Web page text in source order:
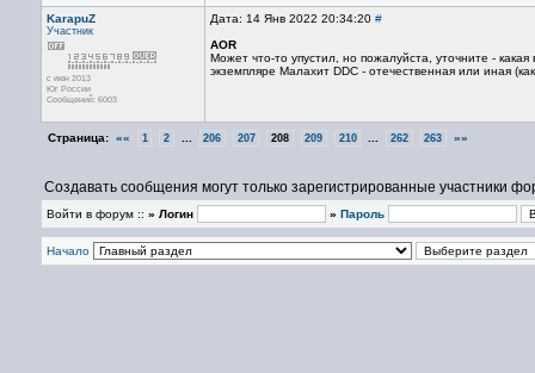
KarapuZ
Участник
с июн 2013
Юг России
Сообщений: 6003
Дата: 14 Янв 2022 20:34:20 #
AOR
Может что-то упустил, но пожалуйста, уточните -
экземпляре Малахит DDC - отечественная или иная
Страница: «« 1 2 206 207 208 209 210 262 263 »»
Создавать сообщения могут только зарегистрированные участники
Войти в форум :: » Логин » Пароль
Начало